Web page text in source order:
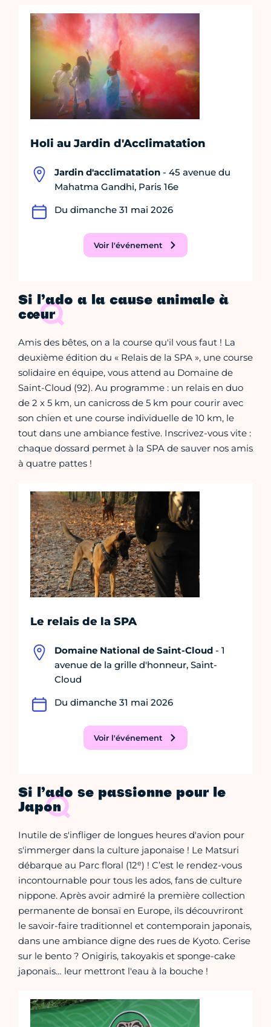
Holi au Jardin d'Acclimatation
Jardin d'acclimatation - 45 avenue du
Mahatma Gandhi, Paris 16e
Du dimanche 31 mai 2026
Voir l'événement
Si l’ado a la cause animale à
cœur
Amis des bêtes, on a la course qu'il vous faut ! La
deuxième édition du « Relais de la SPA », une course
solidaire en équipe, vous attend au Domaine de
Saint-Cloud (92). Au programme : un relais en duo
de 2 x 5 km, un canicross de 5 km pour courir avec
son chien et une course individuelle de 10 km, le
tout dans une ambiance festive. Inscrivez-vous vite :
chaque dossard permet à la SPA de sauver nos amis
à quatre pattes !
Le relais de la SPA
Domaine National de Saint-Cloud - 1
avenue de la grille d'honneur, Saint-
Cloud
Du dimanche 31 mai 2026
Voir l'événement
Si l’ado se passionne pour le
Japon
Inutile de s'infliger de longues heures d'avion pour
s'immerger dans la culture japonaise ! Le Matsuri
débarque au Parc floral (12e) ! C’est le rendez-vous
incontournable pour tous les ados, fans de culture
nippone. Après avoir admiré la première collection
permanente de bonsaï en Europe, ils découvriront
le savoir-faire traditionnel et contemporain japonais,
dans une ambiance digne des rues de Kyoto. Cerise
sur le bento ? Onigiris, takoyakis et sponge-cake
japonais… leur mettront l'eau à la bouche !